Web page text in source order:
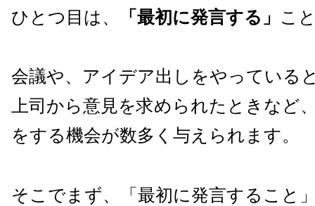
ひとつ目は、 「最初に発言する」 こ
会議や、アイデア出しをやっている
上司から意見を求められたときなど
をする機会が数多く与えられます。
そこでまず、「最初に発言すること